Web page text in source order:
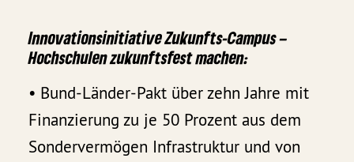
Innovationsinitiative Zukunfts-Campus –
Hochschulen zukunftsfest machen:
• Bund-Länder-Pakt über zehn Jahre mit
Finanzierung zu je 50 Prozent aus dem
Sondervermögen Infrastruktur und von